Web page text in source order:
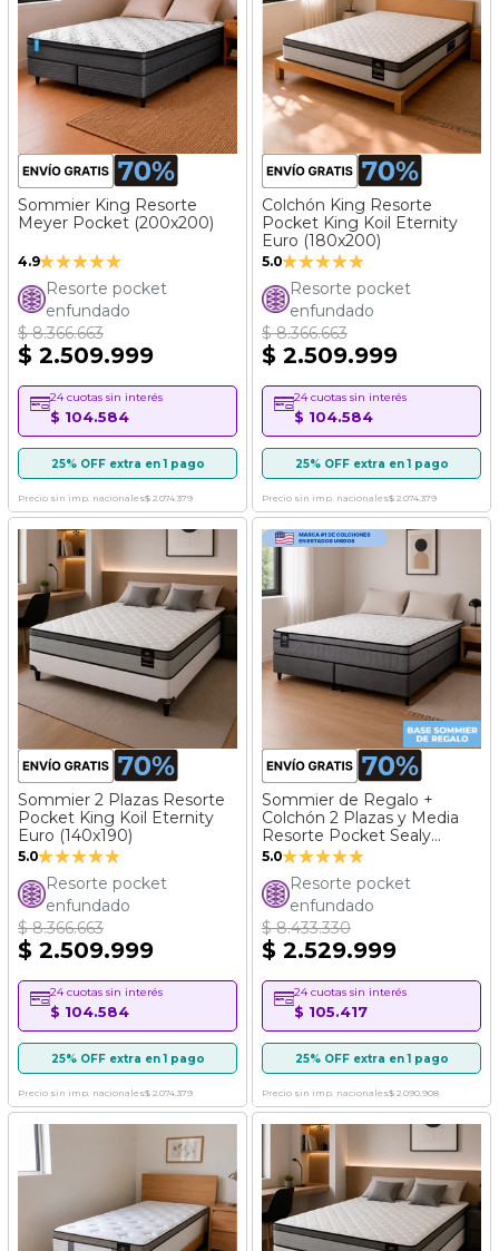
Sommier King Resorte
Meyer Pocket (200x200)
4.9Valoración:
98%Resorte pocket
enfundado
$ 8.366.663
$ 2.509.999
24 cuotas sin interés
$ 104.584
25% OFF extra en 1 pago
Precio sin imp. nacionales$ 2.074.379
Colchón King Resorte
Pocket King Koil Eternity
Euro (180x200)
5.0Valoración:
100%
Resorte pocket
enfundado
$ 8.366.663
$ 2.509.999
24 cuotas sin interés
$ 104.584
25% OFF extra en 1 pago
Precio sin imp. nacionales$ 2.074.379
Sommier 2 Plazas Resorte
Pocket King Koil Eternity
Euro (140x190)
5.0Valoración:
100%
Resorte pocket
enfundado
$ 8.366.663
$ 2.509.999
24 cuotas sin interés
$ 104.584
25% OFF extra en 1 pago
Precio sin imp. nacionales$ 2.074.379
Sommier de Regalo +
Colchón 2 Plazas y Media
Resorte Pocket Sealy
Rainbow (160x200)
5.0Valoración:
100%
Resorte pocket
enfundado
$ 8.433.330
$ 2.529.999
24 cuotas sin interés
$ 105.417
25% OFF extra en 1 pago
Precio sin imp. nacionales$ 2.090.908